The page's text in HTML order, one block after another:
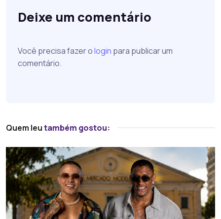
Deixe um comentário
Você precisa fazer ologin para publicar um
comentário.
Quem leutambém gostou: